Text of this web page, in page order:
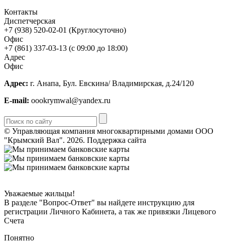
Контакты
Диспетчерская
+7 (938) 520-02-01 (Круглосуточно)
Офис
+7 (861) 337-03-13 (с 09:00 до 18:00)
Адрес
Офис
Адрес: г. Анапа, Бул. Евскина/ Владимирская, д.24/120
E-mail: oookrymwal@yandex.ru
© Управляющая компания многоквартирными домами ООО
"Крымский Вал". 2026. Поддержка сайта
Уважаемые жильцы!
В разделе "Вопрос-Ответ" вы найдете инструкцию для
регистрации Личного Кабинета, а так же привязки Лицевого
Счета
Понятно